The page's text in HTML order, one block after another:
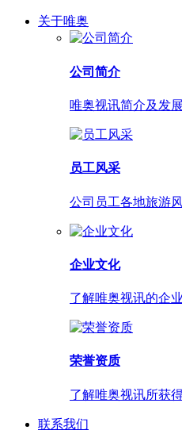
关于唯奥
公司简介
唯奥视讯简介及发
员工风采
公司员工各地旅游
企业文化
了解唯奥视讯的企
荣誉资质
了解唯奥视讯所获
联系我们